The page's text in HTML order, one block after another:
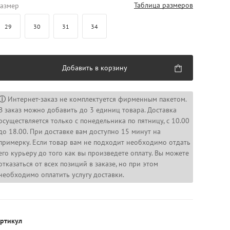
Таблица размеров
29 30 31 34
Добавить в корзину
Интернет-заказ не комплектуется фирменным пакетом.
заказ можно добавить до 3 единиц товара. Доставка
только с понедельника по пятницу, с 10.00
18.00. При доставке вам доступно 15 минут на
Если товар вам не подходит необходимо отдать
курьеру до того как вы произведете оплату. Вы можете
от всех позиций в заказе, но при этом
оплатить услугу доставки.